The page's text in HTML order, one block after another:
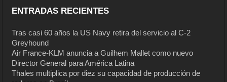
ENTRADAS RECIENTES
Tras casi 60 años la US Navy retira del servicio al C-2
Greyhound
Air France-KLM anuncia a Guilhem Mallet como nuevo
Director General para América Latina
Thales multiplica por diez su capacidad de producción de